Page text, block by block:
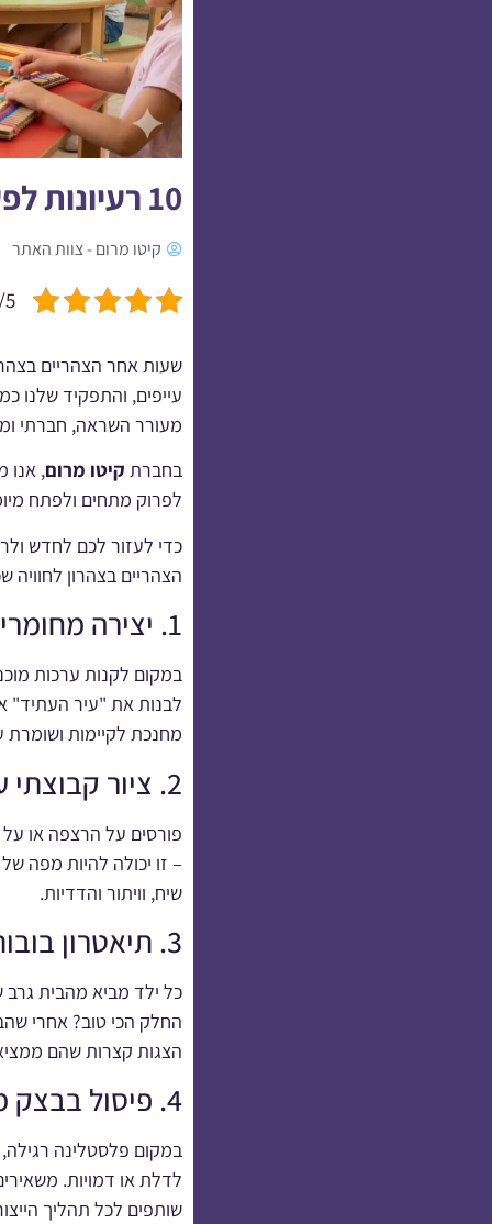
10 רעיונות לפעילויות יצירתיות בצהרונים
קיטו מרום - צוות האתר
שעות אחר הצהריים
עייפים, והתפקיד שלנו
מעורר השראה, חברתי
בחברת קיטו מרום, אנו
לפרוק מתחים ולפתח
הצהריים בצהרון לחוויה
1. יצירה מחומרי מחזור: "משהו מכלום"
במקום לקנות ערכות
לבנות את "עיר העתיד"
מחנכת לקיימות
2. ציור קבוצתי על גליל נייר ענק
פורסים על הרצפה או על
– זו יכולה להיות מפה
שיח, וויתור והדדיות.
3. תיאטרון בובות מגרביים ישנים
כל ילד מביא מהבית גרב
החלק הכי טוב? אחרי
הצגות קצרות שהם
4. פיסול בבצק מלח (שמכינים לבד!)
במקום פלסטלינה
לדלת או דמויות.
שותפים לכל תהליך